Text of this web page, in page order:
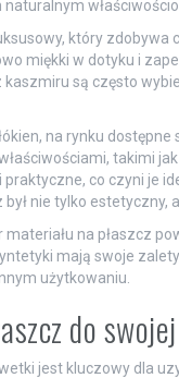
naturalnym
który zdobywa
miękki w dotyku i
kaszmiru są często
na rynku
takimi
co czyni je
był nie tylko estetyczny,
materiału na płaszcz
mają swoje
użytkowaniu.
do
jest kluczowy dla